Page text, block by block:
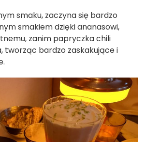
smaku, zaczyna się bardzo
smakiem dzięki ananasowi,
zanim papryczka chili
tworząc bardzo zaskakujące i